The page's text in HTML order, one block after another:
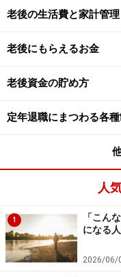
50代の人が、
1. お金を目的別に分け
ルです。
日常やいざというと
活費と病気やけがな
⇒普通預金や通常貯
状態
にしておきまし
●安全性資金
老後の生活費と家計管理
老後にもらえるお金
老後資金の貯め方
定年退職にまつわる各
人
1
「こん
になる
2026/06/